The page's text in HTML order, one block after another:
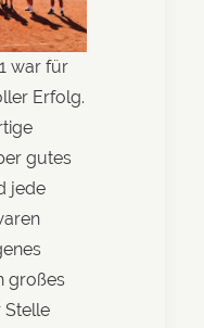
war für
Erfolg.
gutes
jede
großes
Stelle